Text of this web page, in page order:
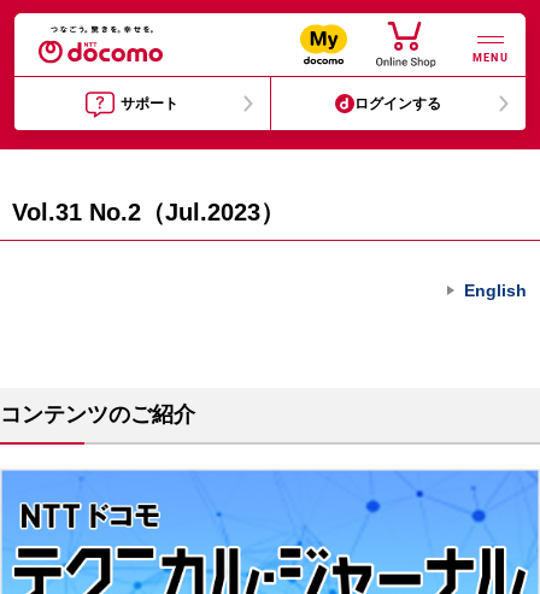
MENU
サポート ログインする
Vol.31 No.2（Jul.2023）
English
コンテンツのご紹介